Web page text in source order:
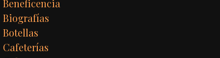
Beneficencia
Biografías
Botellas
Cafeterías